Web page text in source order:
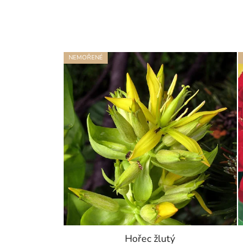
NEMOŘENÉ
Hořec žlutý